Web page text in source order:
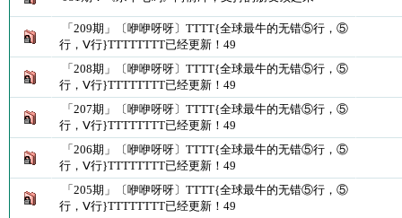
「209期」〔咿咿呀呀〕TTTT{全球最牛的无错⑤行，⑤
行，Ⅴ行}TTTTTTTT已经更新！49
「208期」〔咿咿呀呀〕TTTT{全球最牛的无错⑤行，⑤
行，Ⅴ行}TTTTTTTT已经更新！49
「207期」〔咿咿呀呀〕TTTT{全球最牛的无错⑤行，⑤
行，Ⅴ行}TTTTTTTT已经更新！49
「206期」〔咿咿呀呀〕TTTT{全球最牛的无错⑤行，⑤
行，Ⅴ行}TTTTTTTT已经更新！49
「205期」〔咿咿呀呀〕TTTT{全球最牛的无错⑤行，⑤
行，Ⅴ行}TTTTTTTT已经更新！49